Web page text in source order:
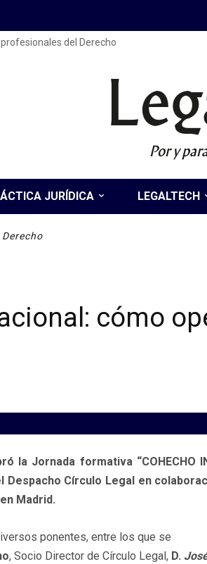
del Derecho
Por y
JURÍDICA LEGALTECH
cómo
Jornada formativa “COHECHO
Despacho Círculo Legal en
Madrid.
ponentes, entre los que se
, Socio Director de Círculo Legal, D.